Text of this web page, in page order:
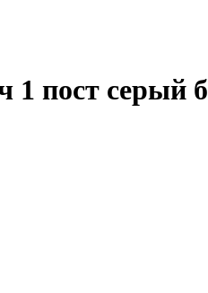
1 пост серый